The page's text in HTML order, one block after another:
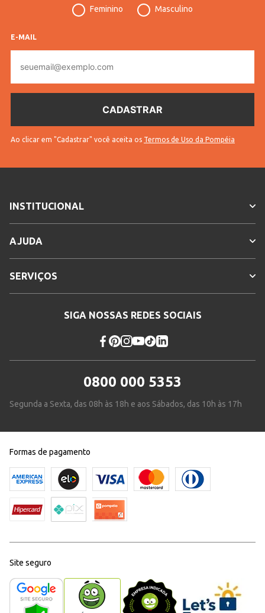
Feminino Masculino
E-MAIL
mail
Ao clicar em "Cadastrar" você aceita os Termos de Uso da Pompéia
INSTITUCIONAL
AJUDA
SERVIÇOS
SIGA NOSSAS REDES SOCIAIS
0800 000 5353
Segunda a Sexta, das 08h às 18h e aos Sábados, das 10h às 17h
Formas de pagamento
Site seguro